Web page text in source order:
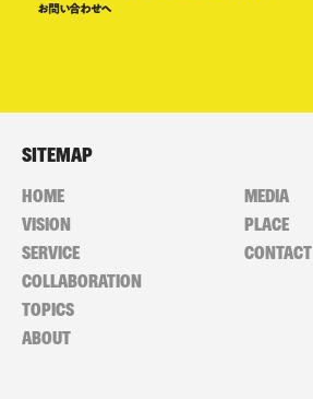
お問い合わせへ
SITEMAP
HOME
VISION
SERVICE
COLLABORATION
TOPICS
ABOUT
MEDIA
PLACE
CONTACT